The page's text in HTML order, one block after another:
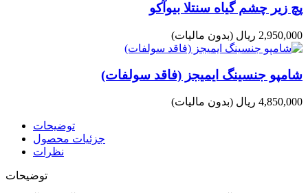
پچ زیر چشم گیاه سنتلا بیوآکو
2,950,000 ریال (بدون مالیات)
شامپو جنسینگ ایمیجز (فاقد سولفات)
4,850,000 ریال (بدون مالیات)
توضیحات
جزئیات محصول
نظرات
توضیحات